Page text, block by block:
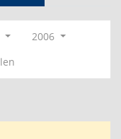
2006